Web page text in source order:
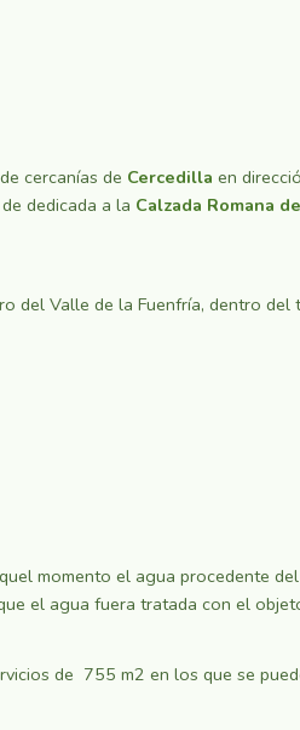
cercanías de Cercedilla en
dedicada a la Calzada Romana
del Valle de la Fuenfría, dentro del
momento el agua procedente
el agua fuera tratada con el
de 755 m2 en los que se